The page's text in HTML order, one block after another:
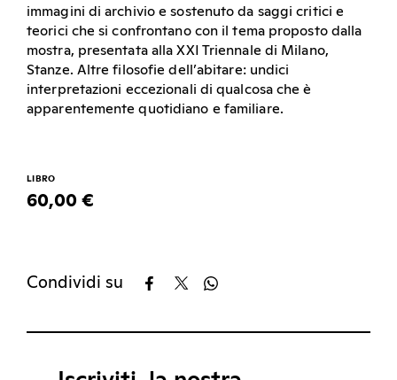
immagini di archivio e sostenuto da saggi critici e
teorici che si confrontano con il tema proposto dalla
mostra, presentata alla XXI Triennale di Milano,
Stanze. Altre filosofie dell’abitare: undici
interpretazioni eccezionali di qualcosa che è
apparentemente quotidiano e familiare.
LIBRO
60,00 €
Condividi su